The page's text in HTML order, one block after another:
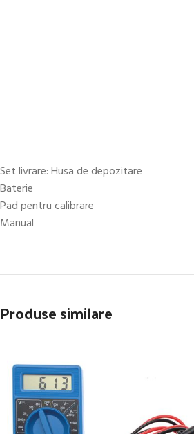
Set livrare: Husa de depozitare
Baterie
Pad pentru calibrare
Manual
Produse similare